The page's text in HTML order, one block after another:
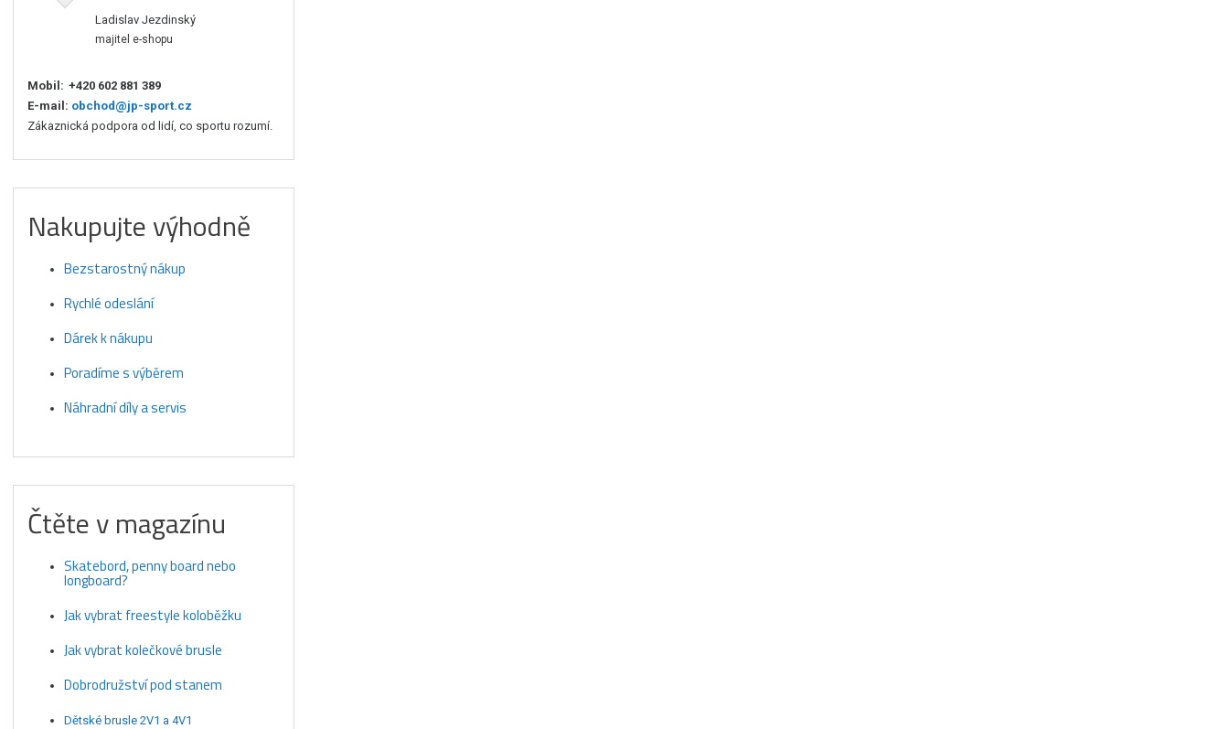
Ladislav Jezdinský
majitel e-shopu
Mobil: +420 602 881 389
E-mail: obchod@jp-sport.cz
Zákaznická podpora od lidí, co sportu rozumí.
Nakupujte výhodně
Bezstarostný nákup
Rychlé odeslání
Dárek k nákupu
Poradíme s výběrem
Náhradní díly a servis
Čtěte v magazínu
Skatebord, penny board nebo
longboard?
Jak vybrat freestyle koloběžku
Jak vybrat kolečkové brusle
Dobrodružství pod stanem
Dětské brusle 2V1 a 4V1